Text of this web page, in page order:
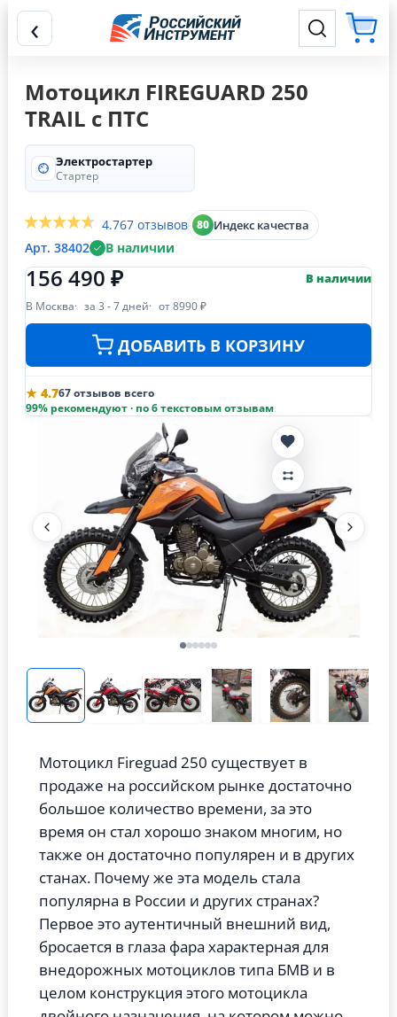
‹
Мотоцикл FIREGUARD 250
TRAIL с ПТС
Электростартер
Стартер
4.767 отзывов 80 Индекс качества
Арт. 38402 В наличии
156 490 ₽ В наличии
В Москва за 3 - 7 дней от 8990 ₽
ДОБАВИТЬ В КОРЗИНУ
★ 4.767 отзывов всего
99% рекомендуют · по 6 текстовым отзывам
Мотоцикл Fireguad 250 существует в
продаже на российском рынке достаточно
большое количество времени, за это
время он стал хорошо знаком многим, но
также он достаточно популярен и в других
станах. Почему же эта модель стала
популярна в России и других странах?
Первое это аутентичный внешний вид,
бросается в глаза фара характерная для
внедорожных мотоциклов типа БМВ и в
целом конструкция этого мотоцикла